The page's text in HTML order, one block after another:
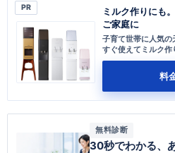
PR
ミルク作りにも
ご家庭に
子育て世帯に人気
すぐ使えてミルク作
プランもあります。
料
無料診断
30秒でわかる、